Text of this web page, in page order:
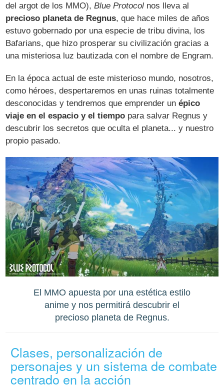
del argot de los MMO),Blue Protocol nos lleva al
precioso planeta de Regnus, que hace miles de años
estuvo gobernado por una especie de tribu divina, los
Bafarians, que hizo prosperar su civilización gracias a
una misteriosa luz bautizada con el nombre de Engram.
En la época actual de este misterioso mundo, nosotros,
como héroes, despertaremos en unas ruinas totalmente
desconocidas y tendremos que emprender unépico
viaje en el espacio y el tiempo para salvar Regnus y
descubrir los secretos que oculta el planeta... y nuestro
propio pasado.
El MMO apuesta por una estética estilo
anime y nos permitirá descubrir el
precioso planeta de Regnus.
Clases, personalización de
personajes y un sistema de combate
centrado en la acción